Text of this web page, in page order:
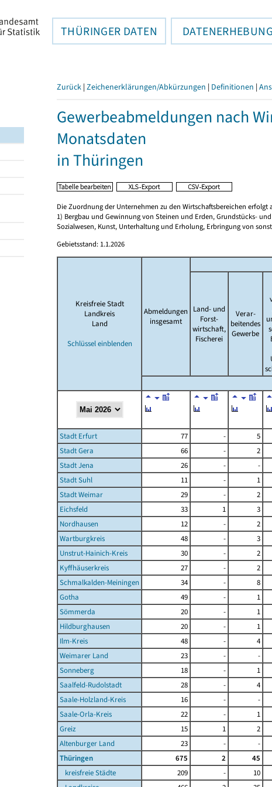
THÜRINGER DATEN DATENERHEBUNG
Zurück | Zeichenerklärungen/Abkürzungen | Definitionen |
Gewerbeabmeldungen nach
Monatsdaten
in Thüringen
Die Zuordnung der Unternehmen zu den Wirtschaftsbereichen erfolgt
1) Bergbau und Gewinnung von Steinen und Erden, Grundstücks-
Sozialwesen, Kunst, Unterhaltung und Erholung, Erbringung von
Gebietsstand: 1.1.2026
Kreisfreie Stadt
Landkreis
Land
Schlüssel einblenden
Abmeldungen
insgesamt
Land- und
Forst-
wirtschaft,
Fischerei
Verar-
beitendes
Gewerbe
Stadt Erfurt 77 - 5
Stadt Gera
66 - 2
Stadt Jena
26 - -
Stadt Suhl
11 - 1
Stadt Weimar
29 - 2
Eichsfeld
33 1 3
Nordhausen
12 - 2
Wartburgkreis
48 - 3
Unstrut-Hainich-Kreis
30 - 2
Kyffhäuserkreis
27 - 2
Schmalkalden-Meiningen
34 - 8
Gotha
49 - 1
Sömmerda
20 - 1
Hildburghausen
20 - 1
Ilm-Kreis
48 - 4
Weimarer Land
23 - -
Sonneberg
18 - 1
Saalfeld-Rudolstadt
28 - 4
Saale-Holzland-Kreis
16 - -
Saale-Orla-Kreis
22 - 1
Greiz
15 1 2
Altenburger Land
23 - -
Thüringen
675 2 45
kreisfreie Städte
209 - 10